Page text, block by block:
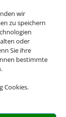
wir
zu speichern
oder
Sie ihre
bestimmte
Cookies.